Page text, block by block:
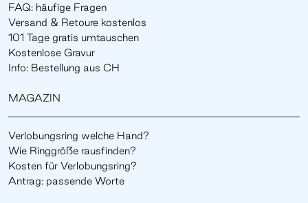
FAQ: häufige Fragen
Versand & Retoure kostenlos
101 Tage gratis umtauschen
Kostenlose Gravur
Info: Bestellung aus CH
MAGAZIN
Verlobungsring welche Hand?
Wie Ringgröße rausfinden?
Kosten für Verlobungsring?
Antrag: passende Worte